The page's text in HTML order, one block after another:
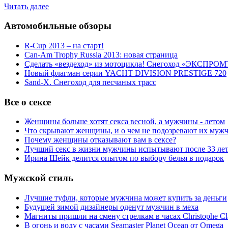
Читать далее
Автомобильные обзоры
R-Cup 2013 – на старт!
Can-Am Trophy Russia 2013: новая страница
Сделать «вездеход» из мотоцикла! Снегоход
Новый флагман серии YACHT DIVISION PRESTIGE 720
Sand-X. Снегоход для песчаных трасс
Все о сексе
Женщины больше хотят секса весной, а мужчины - летом
Что скрывают женщины, и о чем не подозревают их
Почему женщины отказывают вам в сексе?
Лучший секс в жизни мужчины испытывают после 33 лет
Ирина Шейк делится опытом по выбору белья в подарок
Мужской стиль
Лучшие туфли, которые мужчина может купить за деньги
Будущей зимой дизайнеры оденут мужчин в меха
Магниты пришли на смену стрелкам в часах Christophe
В огонь и воду с часами Seamaster Planet Ocean от Omega